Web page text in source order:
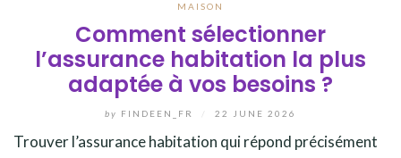
MAISON
Comment sélectionner
l’assurance habitation la plus
adaptée à vos besoins ?
by FINDEEN_FR 22 JUNE 2026
Trouver l’assurance habitation qui répond précisément